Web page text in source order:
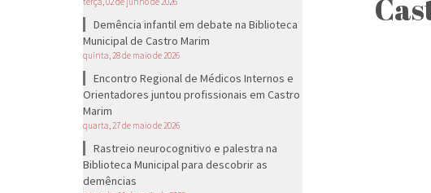
Demência infantil em debate na Biblioteca
Municipal de Castro Marim
quinta, 28 de maio de 2026
Encontro Regional de Médicos Internos e
Orientadores juntou profissionais em Castro
Marim
quarta, 27 de maio de 2026
Rastreio neurocognitivo e palestra na
Biblioteca Municipal para descobrir as
demências